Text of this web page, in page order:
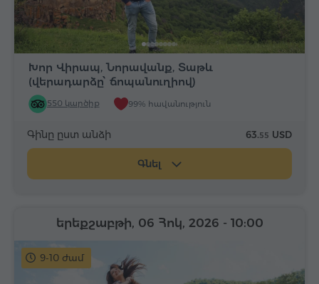
Խոր Վիրապ, Նորավանք, Տաթև
(վերադարձը՝ ճոպանուղիով)
550 կարծիք 99% հավանություն
Գինը ըստ անձի 63.55 USD
Գնել
9-10 ժամ
երեքշաբթի, 06 Հոկ, 2026 - 10:00